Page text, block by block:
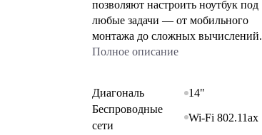
позволяют настроить ноутбук под
любые задачи — от мобильного
монтажа до сложных вычислений.
Полное описание
Диагональ
14"
Беспроводные
сети
Wi-Fi 802.11ax